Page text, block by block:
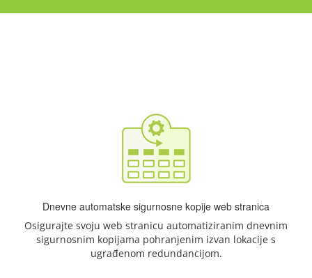
Dnevne automatske sigurnosne kopije web stranica
Osigurajte svoju web stranicu automatiziranim dnevnim
sigurnosnim kopijama pohranjenim izvan lokacije s
ugrađenom redundancijom.